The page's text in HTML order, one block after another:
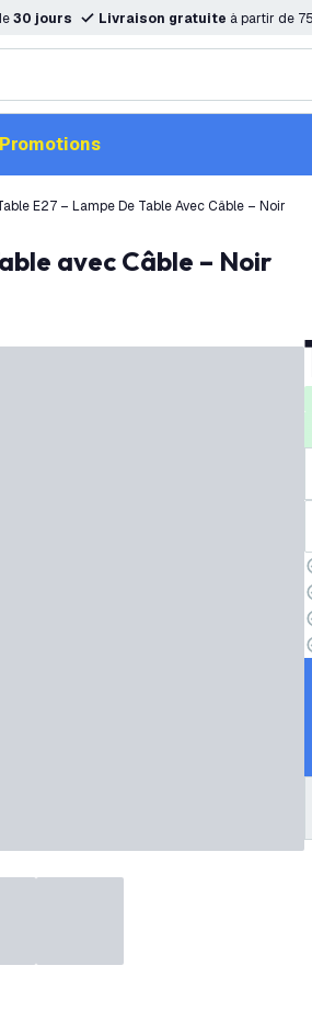
30 jours Livraison gratuite à partir de
Promotions
E27 – Lampe De Table Avec Câble – Noir
avec Câble – Noir